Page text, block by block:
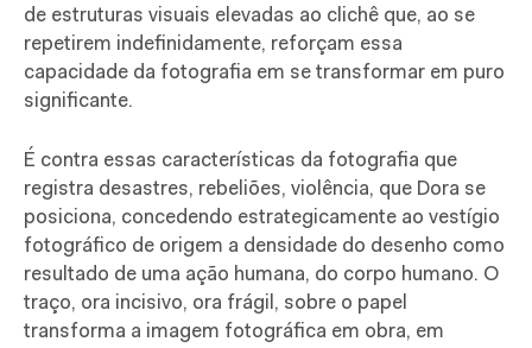
de estruturas visuais elevadas ao clichê que, ao se
repetirem indefinidamente, reforçam essa
capacidade da fotografia em se transformar em puro
significante.
É contra essas características da fotografia que
registra desastres, rebeliões, violência, que Dora se
posiciona, concedendo estrategicamente ao vestígio
fotográfico de origem a densidade do desenho como
resultado de uma ação humana, do corpo humano. O
traço, ora incisivo, ora frágil, sobre o papel
transforma a imagem fotográfica em obra, em